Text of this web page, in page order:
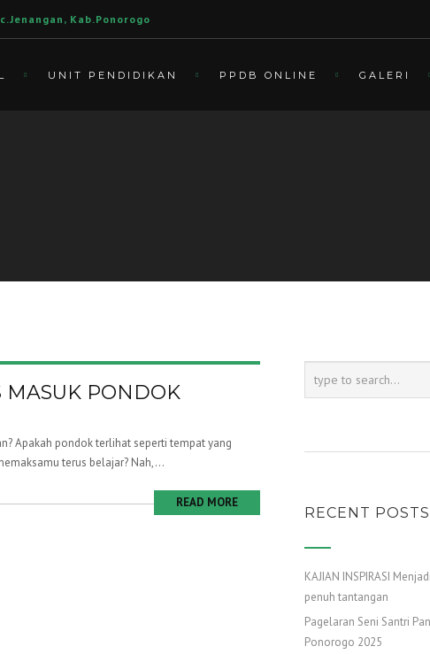
Kab.Ponorogo
UNIT PENDIDIKAN PPDB ONLINE GALERI
MASUK PONDOK
Apakah pondok terlihat seperti tempat yang
terus belajar? Nah,...
READ MORE
RECENT POSTS
KAJIAN INSPIRASI
penuh tantangan
Pagelaran Seni Santri
Ponorogo 2025